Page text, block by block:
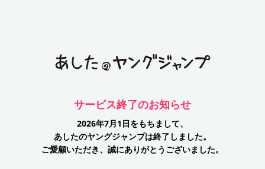
サービス終了のお知らせ
2026年7月1日をもちまして、
あしたのヤングジャンプは終了しました。
ご愛顧いただき、誠にありがとうございました。